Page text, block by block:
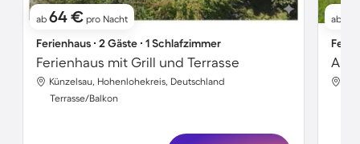
ab 64 € pro Nacht
Ferienhaus ∙ 2 Gäste ∙ 1 Schlafzimmer
Ferienhaus mit Grill und Terrasse
Künzelsau, Hohenlohekreis, Deutschland
Terrasse/Balkon
ab